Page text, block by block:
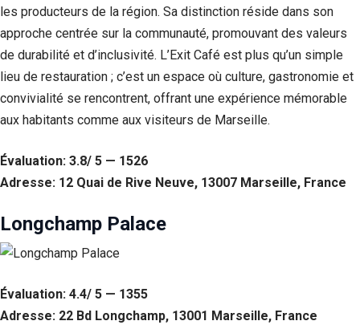
les producteurs de la région. Sa distinction réside dans son
approche centrée sur la communauté, promouvant des valeurs
de durabilité et d’inclusivité. L’Exit Café est plus qu’un simple
lieu de restauration ; c’est un espace où culture, gastronomie et
convivialité se rencontrent, offrant une expérience mémorable
aux habitants comme aux visiteurs de Marseille.
Évaluation: 3.8/ 5 — 1526
Adresse: 12 Quai de Rive Neuve, 13007 Marseille, France
Longchamp Palace
Évaluation: 4.4/ 5 — 1355
Adresse: 22 Bd Longchamp, 13001 Marseille, France